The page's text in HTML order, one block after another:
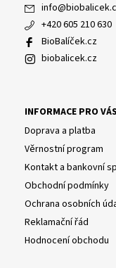
info@
+420 605 210 630
BioBalíček.cz
biobalicek.cz
INFORMACE PRO VÁS
Doprava a platba
Věrnostní program
Kontakt a bankovní
Obchodní podmínky
Ochrana osobních
Reklamační řád
Hodnocení obchodu